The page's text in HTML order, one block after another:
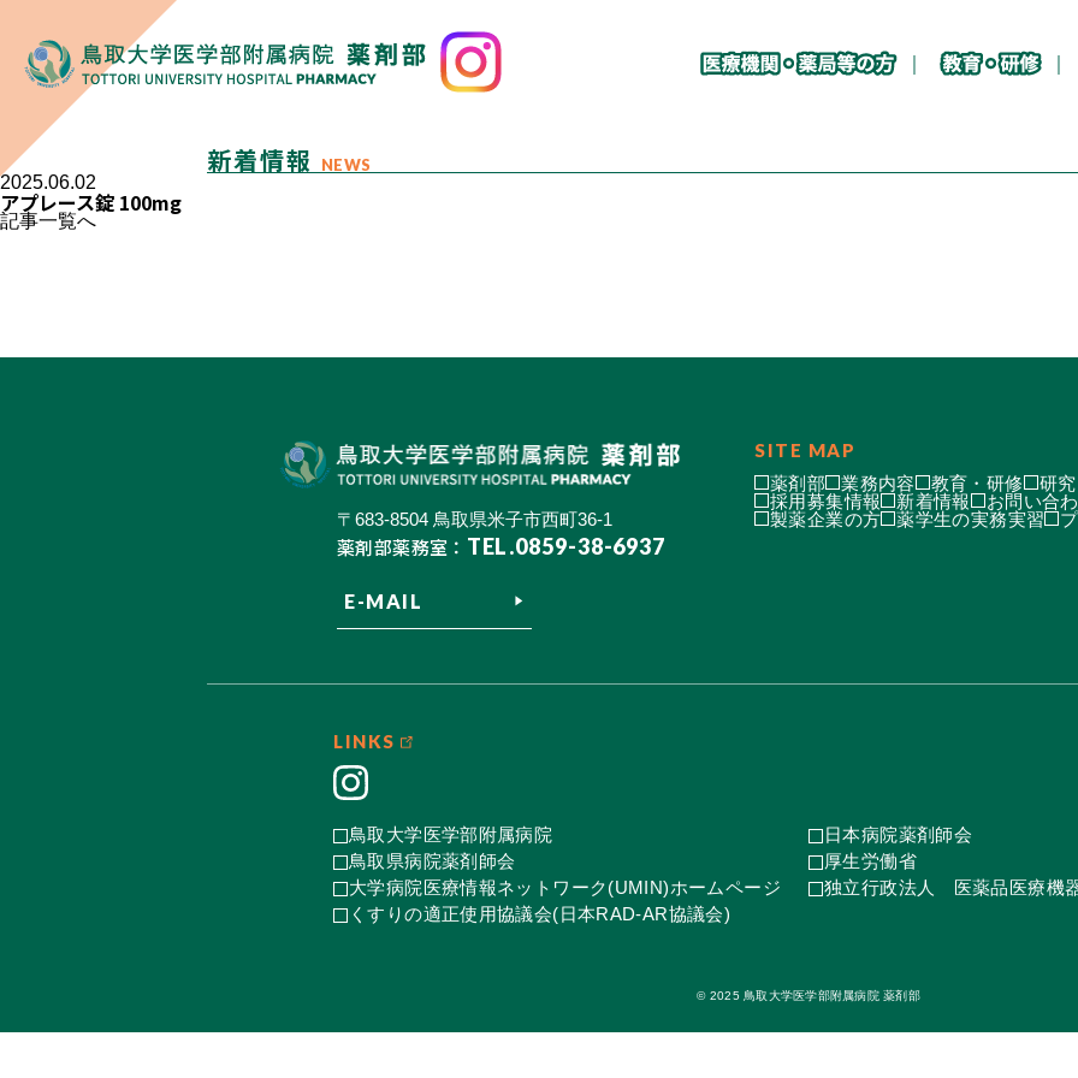
新着情報 NEWS
2025.06.02
アプレース錠 100mg
記事一覧へ
〒683-8504 鳥取県米子市西町36-1
薬剤部薬務室： TEL.0859-38-6937
E-MAIL
SITE MAP
薬剤部 業務内容 教育・研修 研
採用募集情報
新着情報 お問い合
製薬企業の方
薬学生の実務実習
LINKS
鳥取大学医学部附属病院
日本病院薬剤師会
鳥取県病院薬剤師会
厚生労働省
大学病院医療情報ネットワーク(UMIN)ホームページ
独立行政法人 医薬品医療機
くすりの適正使用協議会(日本RAD-AR協議会)
© 2025 鳥取大学医学部附属病院 薬剤部